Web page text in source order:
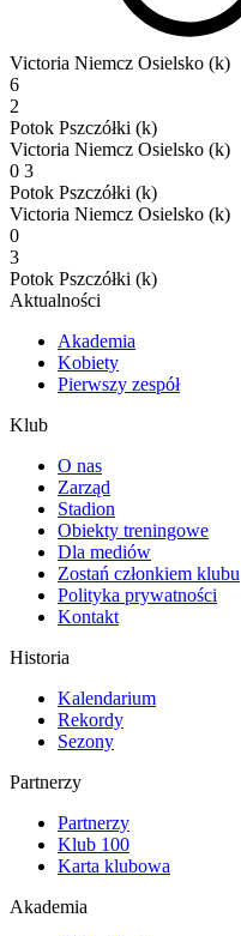
Victoria Niemcz Osielsko (k)
6
2
Potok Pszczółki (k)
Victoria Niemcz Osielsko (k)
0 3
Potok Pszczółki (k)
Victoria Niemcz Osielsko (k)
0
3
Potok Pszczółki (k)
Aktualności
Akademia
Kobiety
Pierwszy zespół
Klub
O nas
Zarząd
Stadion
Obiekty treningowe
Dla mediów
Zostań członkiem klubu
Polityka prywatności
Kontakt
Historia
Kalendarium
Rekordy
Sezony
Partnerzy
Partnerzy
Klub 100
Karta klubowa
Akademia